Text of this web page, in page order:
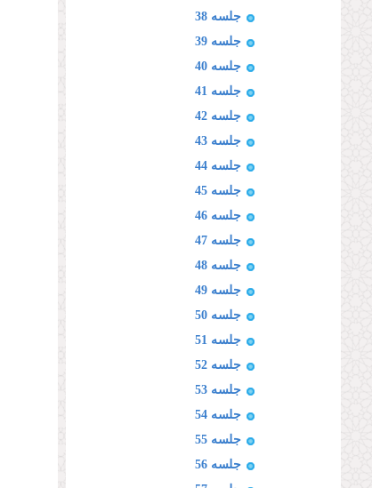
جلسه 38
جلسه 39
جلسه 40
جلسه 41
جلسه 42
جلسه 43
جلسه 44
جلسه 45
جلسه 46
جلسه 47
جلسه 48
جلسه 49
جلسه 50
جلسه 51
جلسه 52
جلسه 53
جلسه 54
جلسه 55
جلسه 56